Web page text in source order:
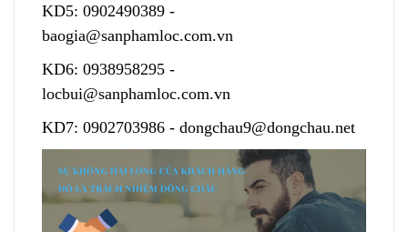
KD5: 0902490389 -
baogia@sanphamloc.com.vn
KD6: 0938958295 -
locbui@sanphamloc.com.vn
KD7: 0902703986 - dongchau9@dongchau.net